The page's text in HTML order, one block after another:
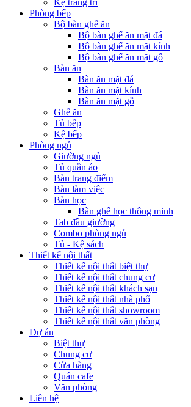
Kệ trang trí
Phòng bếp
Bộ bàn ghế ăn
Bộ bàn ghế ăn mặt đá
Bộ bàn ghế ăn mặt kính
Bộ bàn ghế ăn mặt gỗ
Bàn ăn
Bàn ăn mặt đá
Bàn ăn mặt kính
Bàn ăn mặt gỗ
Ghế ăn
Tủ bếp
Kệ bếp
Phòng ngủ
Giường ngủ
Tủ quần áo
Bàn trang điểm
Bàn làm việc
Bàn học
Bàn ghế học thông minh
Tab đầu giường
Combo phòng ngủ
Tủ - Kệ sách
Thiết kế nội thất
Thiết kế nội thất biệt thự
Thiết kế nội thất chung cư
Thiết kế nội thất khách sạn
Thiết kế nội thất nhà phố
Thiết kế nội thất showroom
Thiết kế nội thất văn phòng
Dự án
Biệt thự
Chung cư
Cửa hàng
Quán cafe
Văn phòng
Liên hệ